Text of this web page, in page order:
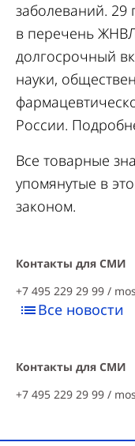
заболеваний. 29
в перечень
долгосрочный
науки,
России.
Все товарные
упомянутые в
законом.
Контакты для СМИ
+7 495 229 29 99 /
Все новости
Контакты для СМИ
+7 495 229 29 99 /